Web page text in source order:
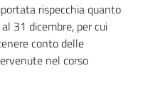
rispecchia quanto
31 dicembre, per cui
conto delle
nel corso